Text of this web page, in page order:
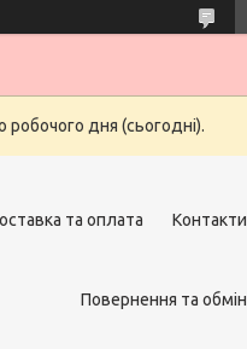
дня (сьогодні).
та оплата Контакти
Повернення та обмін